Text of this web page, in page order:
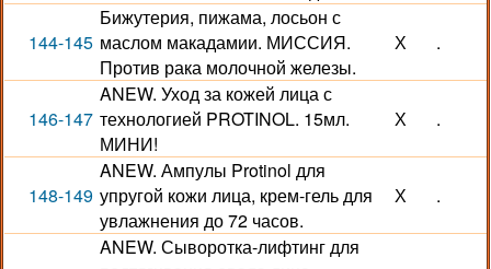
144-145
Бижутерия, пижама, лосьон с
маслом макадамии. МИССИЯ.
Против рака молочной железы.
Х .
146-147
ANEW. Уход за кожей лица с
технологией PROTINOL. 15мл.
МИНИ!
Х .
148-149
ANEW. Ампулы Protinol для
упругой кожи лица, крем-гель для
увлажнения до 72 часов.
Х .
ANEW. Сыворотка-лифтинг для